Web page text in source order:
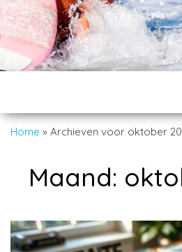
Home » Archieven voor oktober
Maand: